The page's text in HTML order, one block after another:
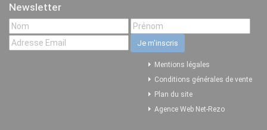
Newsletter
Mentions légales
Conditions générales de vente
Plan du site
Agence Web Net-Rezo